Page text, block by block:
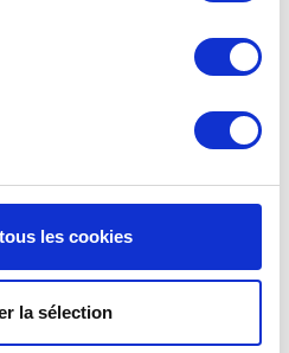
les cookies
la sélection